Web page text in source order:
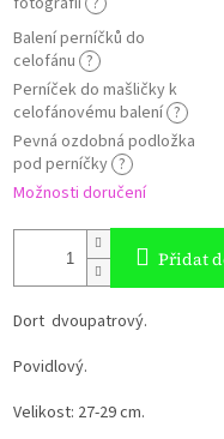
Balení perníčků do
celofánu ?
Perníček do mašličky k
celofánovému balení ?
Pevná ozdobná podložka
pod perníčky ?
Možnosti doručení
Přidat
Dort dvoupatrový.
Povidlový.
Velikost: 27-29 cm.